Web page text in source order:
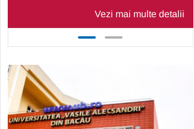
Vezi mai multe detalii